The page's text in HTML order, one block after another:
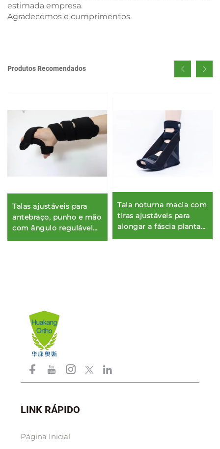
estimada empresa.
Agradecemos e cumprimentos.
Produtos Recomendados
Talas ajustáveis para
antebraço, punho e mão
com ângulo regulável
para síndrome do túnel
Tala noturna macia com
tiras ajustáveis para
alongar a fáscia plantar
e tendão de Aquiles
LINK RÁPIDO
Página Inicial